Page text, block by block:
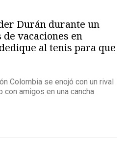
Durán durante un
vacaciones en
al tenis para que
Colombia se enojó con un rival
con amigos en una cancha